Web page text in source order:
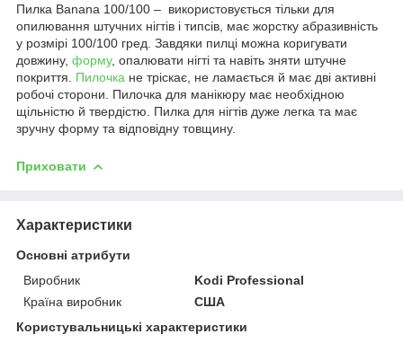
Пилка Banana 100/100 – використовується тільки для
опилювання штучних нігтів і типсів, має жорстку абразивність
у розмірі 100/100 гред. Завдяки пилці можна коригувати
довжину, форму, опалювати нігті та навіть зняти штучне
покриття. Пилочка не тріскає, не ламається й має дві активні
робочі сторони. Пилочка для манікюру має необхідною
щільністю й твердістю.
Пилка для нігтів дуже легка та має
зручну форму та відповідну товщину.
Приховати
Характеристики
Основні атрибути
Виробник
Kodi Professional
Країна виробник
США
Користувальницькі характеристики